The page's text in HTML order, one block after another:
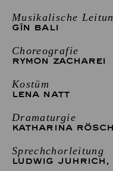
Musikalische
GÎN BALI
Choreografie
RYMON ZACHAREI
Kostüm
LENA NATT
Dramaturgie
KATHARINA RÖSCH
Sprechchorleitung
LUDWIG JUHRICH ,